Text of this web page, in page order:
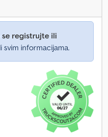
se registrujte ili
informacijama.